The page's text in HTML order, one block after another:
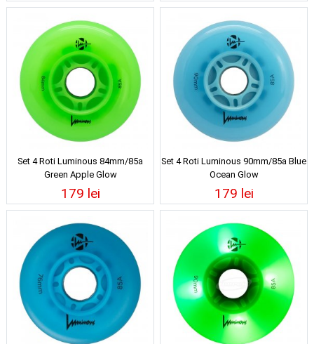
Set 4 Roti Luminous 84mm/85a
Green Apple Glow
179 lei
Set 4 Roti Luminous 90mm/85a Blue
Ocean Glow
179 lei